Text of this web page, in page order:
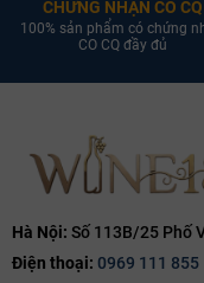
thửa ruộng Grand
Champagne cổ
CHỨNG NHẬN CO CQ
100% sản phẩm có chứng
CO CQ đầy đủ
Hà Nội: Số 113B/25 Phố
Điện thoại: 0969 111 855